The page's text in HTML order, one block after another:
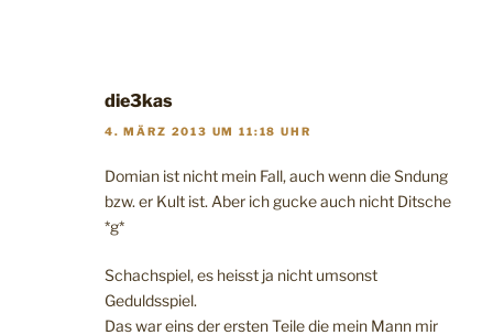
die3kas
4. MÄRZ 2013 UM 11:18 UHR
Domian ist nicht mein Fall, auch wenn die Sndung
bzw. er Kult ist. Aber ich gucke auch nicht Ditsche
*g*
Schachspiel, es heisst ja nicht umsonst
Geduldsspiel.
Das war eins der ersten Teile die mein Mann mir